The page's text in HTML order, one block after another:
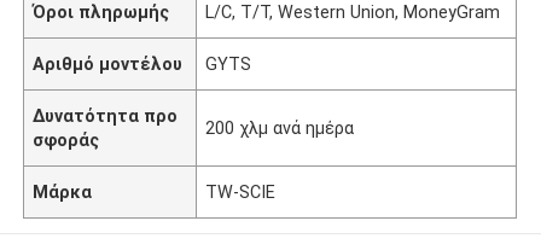
Όροι πληρωμής L/C, T/T, Western Union, MoneyGram
Αριθμό μοντέλου GYTS
Δυνατότητα προ
σφοράς
200 χλμ ανά ημέρα
Μάρκα TW-SCIE